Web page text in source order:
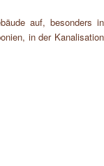
auf, besonders in
in der Kanalisation